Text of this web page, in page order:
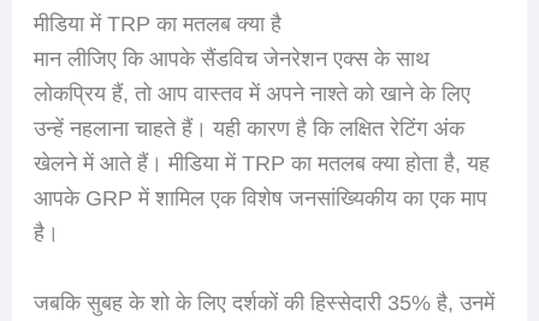
मीडिया में TRP का मतलब क्या है
मान लीजिए कि आपके सैंडविच जेनरेशन एक्स के साथ
लोकप्रिय हैं, तो आप वास्तव में अपने नाश्ते को खाने के लिए
उन्हें नहलाना चाहते हैं। यही कारण है कि लक्षित रेटिंग अंक
खेलने में आते हैं। मीडिया में TRP का मतलब क्या होता है, यह
आपके GRP में शामिल एक विशेष जनसांख्यिकीय का एक माप
है।
जबकि सुबह के शो के लिए दर्शकों की हिस्सेदारी 35% है, उनमें